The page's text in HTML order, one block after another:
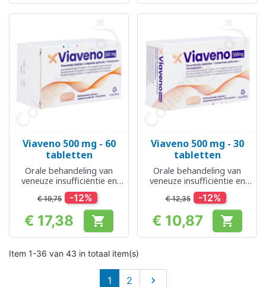
Viaveno 500 mg - 60
tabletten
Orale behandeling van
veneuze insufficiëntie en
aambeien
€ 19,75 -12%
Prijs
€ 17,38 
Viaveno 500 mg - 30
tabletten
Orale behandeling van
veneuze insufficiëntie en
aambeien
€ 12,35 -12%
Prijs
€ 10,87 
Item 1-36 van 43 in totaal item(s)
1 2 Volgende
